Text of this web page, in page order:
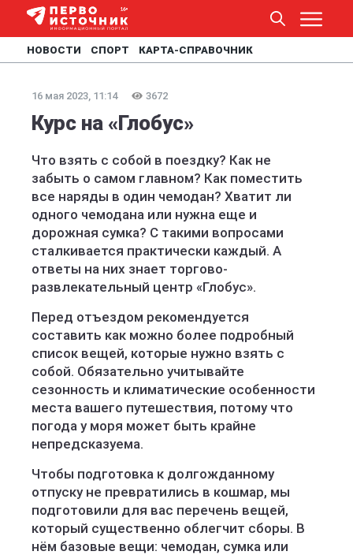
НОВОСТИ СПОРТ КАРТА-СПРАВОЧНИК
16 мая 2023, 11:14 3672
Курс на «Глобус»
Что взять с собой в поездку? Как не
забыть о самом главном? Как поместить
все наряды в один чемодан? Хватит ли
одного чемодана или нужна еще и
дорожная сумка? С такими вопросами
сталкивается практически каждый. А
ответы на них знает торгово-
развлекательный центр «Глобус».
Перед отъездом рекомендуется
составить как можно более подробный
список вещей, которые нужно взять с
собой. Обязательно учитывайте
сезонность и климатические особенности
места вашего путешествия, потому что
погода у моря может быть крайне
непредсказуема.
Чтобы подготовка к долгожданному
отпуску не превратились в кошмар, мы
подготовили для вас перечень вещей,
который существенно облегчит сборы. В
нём базовые вещи: чемодан, сумка или